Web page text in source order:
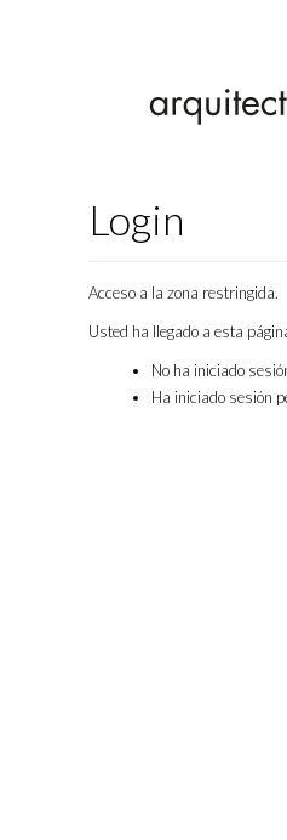
Login
Acceso a la zona restringida.
Usted ha llegado a esta
No ha iniciado
Ha iniciado sesión